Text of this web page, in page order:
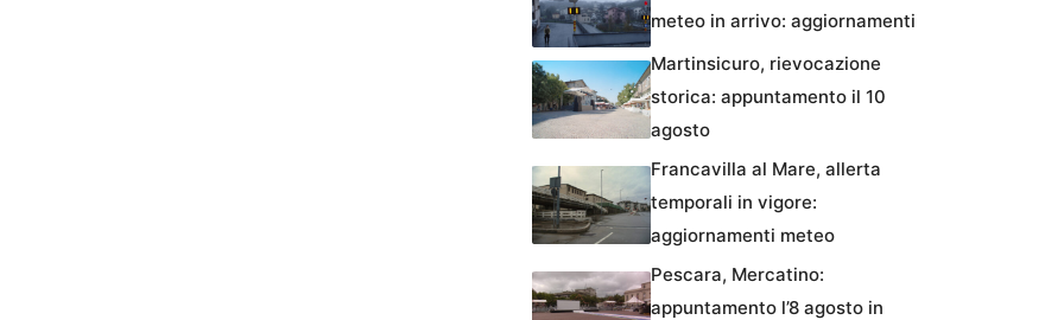
meteo in arrivo: aggiornamenti
Martinsicuro, rievocazione
storica: appuntamento il 10
agosto
Francavilla al Mare, allerta
temporali in vigore:
aggiornamenti meteo
Pescara, Mercatino:
appuntamento l’8 agosto in